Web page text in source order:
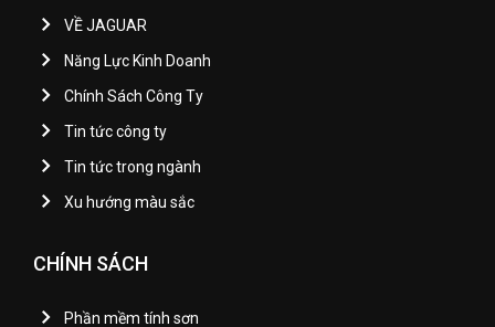
VỀ JAGUAR
Năng Lực Kinh Doanh
Chính Sách Công Ty
Tin tức công ty
Tin tức trong ngành
Xu hướng màu sắc
CHÍNH SÁCH
Phần mềm tính sơn